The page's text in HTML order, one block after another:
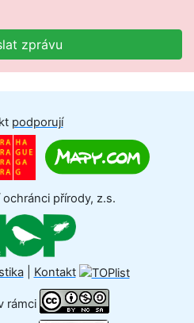
zprávu
podporují
přírody, z.s.
| Kontakt
rámci